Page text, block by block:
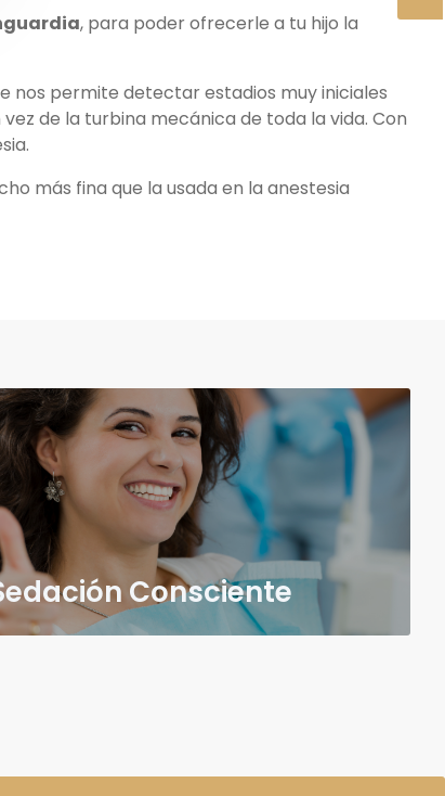
, para poder ofrecerle a tu hijo la
nos permite detectar estadios muy iniciales
de la turbina mecánica de toda la vida. Con
más fina que la usada en la anestesia
Consciente